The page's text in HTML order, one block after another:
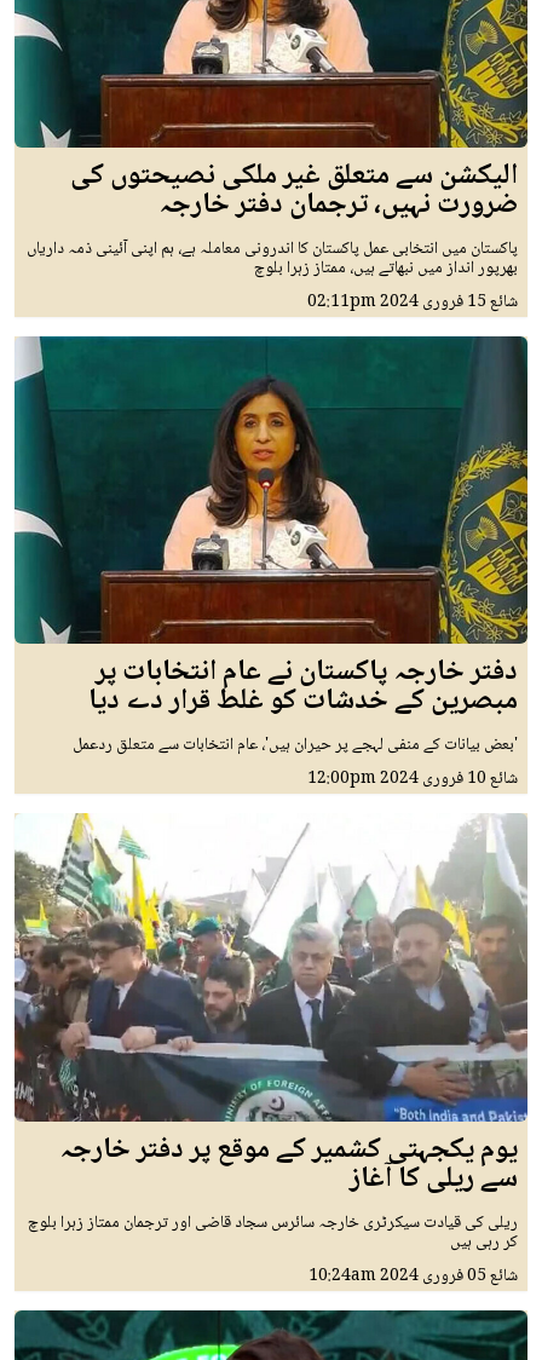
الیکشن سے متعلق غیر ملکی نصیحتوں کی
ضرورت نہیں، ترجمان دفتر خارجہ
پاکستان میں انتخابی عمل پاکستان کا اندرونی معاملہ ہے، ہم اپنی آئینی ذمہ داریاں
بھرپور انداز میں نبھاتے ہیں، ممتاز زہرا بلوچ
شائع15 فروری 2024 02:11pm
دفتر خارجہ پاکستان نے عام انتخابات پر
مبصرین کے خدشات کو غلط قرار دے دیا
'بعض بیانات کے منفی لہجے پر حیران ہیں'، عام انتخابات سے متعلق ردعمل
شائع10 فروری 2024 12:00pm
یوم یکجہتی کشمیر کے موقع پر دفتر خارجہ
سے ریلی کا آغاز
ریلی کی قیادت سیکرٹری خارجہ سائرس سجاد قاضی اور ترجمان ممتاز زہرا بلوچ
کر رہی ہیں
شائع05 فروری 2024 10:24am